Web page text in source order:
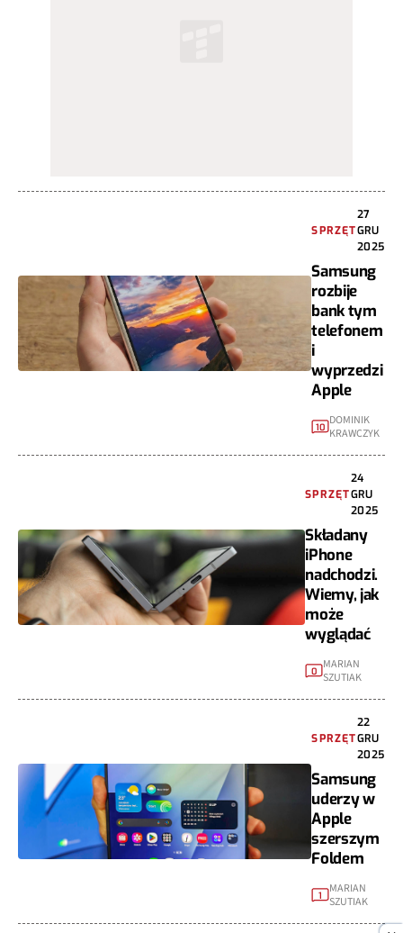
SPRZĘT
27
GRU
2025
Samsung
rozbije
bank tym
telefonem
i
wyprzedzi
Apple
10 DOMINIK
KRAWCZYK
SPRZĘT
24
GRU
2025
Składany
iPhone
nadchodzi.
Wiemy, jak
może
wyglądać
0
MARIAN
SZUTIAK
SPRZĘT
22
GRU
2025
Samsung
uderzy w
Apple
szerszym
Foldem
1
MARIAN
SZUTIAK